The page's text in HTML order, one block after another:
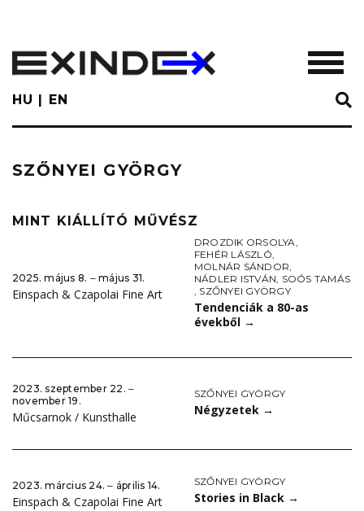
main
content
HU EN
SZŐNYEI GYÖRGY
MINT KIÁLLÍTÓ MŰVÉSZ
2025. május 8. ‒ május 31.
Einspach & Czapolai Fine Art
DROZDIK ORSOLYA,
FEHÉR LÁSZLÓ,
MOLNÁR SÁNDOR,
NÁDLER ISTVÁN, SOÓS TAMÁS
, SZŐNYEI GYÖRGY
Tendenciák a 80-as
évekből →
2023. szeptember 22. ‒
november 19.
Műcsarnok / Kunsthalle
SZŐNYEI GYÖRGY
Négyzetek →
2023. március 24. ‒ április 14.
Einspach & Czapolai Fine Art
SZŐNYEI GYÖRGY
Stories in Black →